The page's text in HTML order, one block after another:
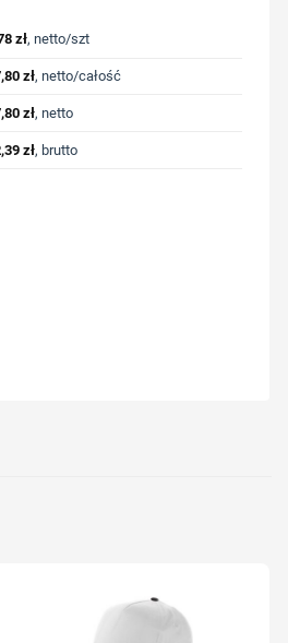
zł, netto/szt
zł, netto/całość
zł, netto
zł, brutto
z nadrukiem Twojego logo, materiał: